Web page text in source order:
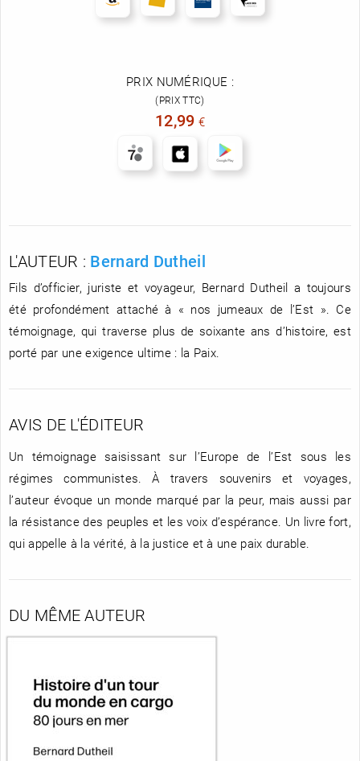
PRIX NUMÉRIQUE :
(PRIX TTC)
12,99 €
L'AUTEUR : Bernard Dutheil
Fils d’officier, juriste et voyageur, Bernard Dutheil a toujours
été profondément attaché à « nos jumeaux de l’Est ». Ce
témoignage, qui traverse plus de soixante ans d’histoire, est
porté par une exigence ultime : la Paix.
AVIS DE L'ÉDITEUR
Un témoignage saisissant sur l’Europe de l’Est sous les
régimes communistes. À travers souvenirs et voyages,
l’auteur évoque un monde marqué par la peur, mais aussi par
la résistance des peuples et les voix d’espérance. Un livre fort,
qui appelle à la vérité, à la justice et à une paix durable.
DU MÊME AUTEUR